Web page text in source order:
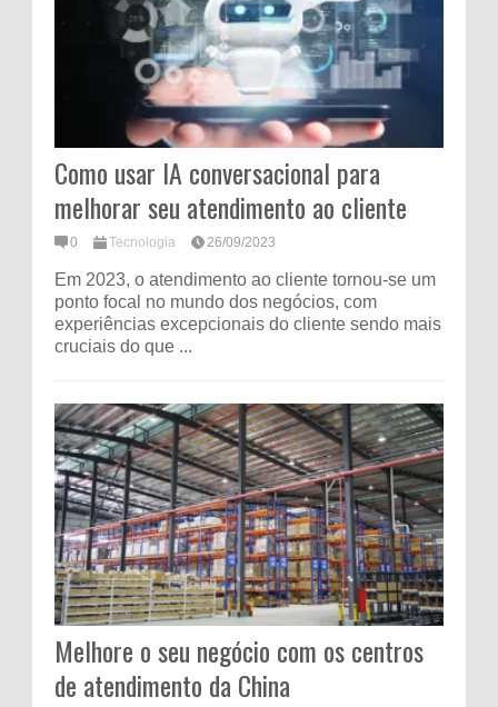
Como usar IA conversacional para
melhorar seu atendimento ao cliente
0 Tecnologia 26/09/2023
Em 2023, o atendimento ao cliente tornou-se um
ponto focal no mundo dos negócios, com
experiências excepcionais do cliente sendo mais
cruciais do que ...
Melhore o seu negócio com os centros
de atendimento da China